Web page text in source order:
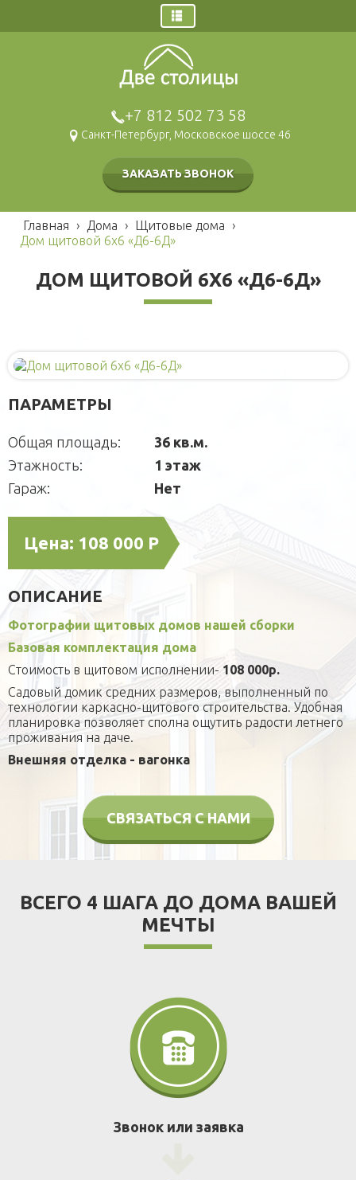
Брусовые дома
Газобетонные дома
Гаражи и навесы
Брусовые
Наши работы
Блок-контейнеры
СРБК
Игровые домики
Для питомцев
Будки каркасные
Домики для кошек
Садовая мебель
Оголовки для колодцев
О компании
Кредит
+7 812 502 73 58
Санкт-Петербург, Московское шоссе 46
ЗАКАЗАТЬ ЗВОНОК
Главная › Дома › Щитовые дома
›
Дом щитовой 6х6 «Д6-6Д»
ДОМ ЩИТОВОЙ 6Х6 «Д6-6Д»
ПАРАМЕТРЫ
Общая площадь:
36 кв.м.
Этажность:
1 этаж
Гараж:
Нет
Цена: 108 000 Р
ОПИСАНИЕ
Фотографии щитовых домов нашей сборки
Базовая комплектация дома
Стоимость в щитовом исполнении- 108 000р.
Садовый домик средних размеров, выполненный по
технологии каркасно-щитового строительства. Удобная
планировка позволяет сполна ощутить радости летнего
проживания на даче.
Внешняя отделка - вагонка
СВЯЗАТЬСЯ С НАМИ
ВСЕГО 4 ШАГА ДО ДОМА ВАШЕЙ
МЕЧТЫ
Звонок или заявка